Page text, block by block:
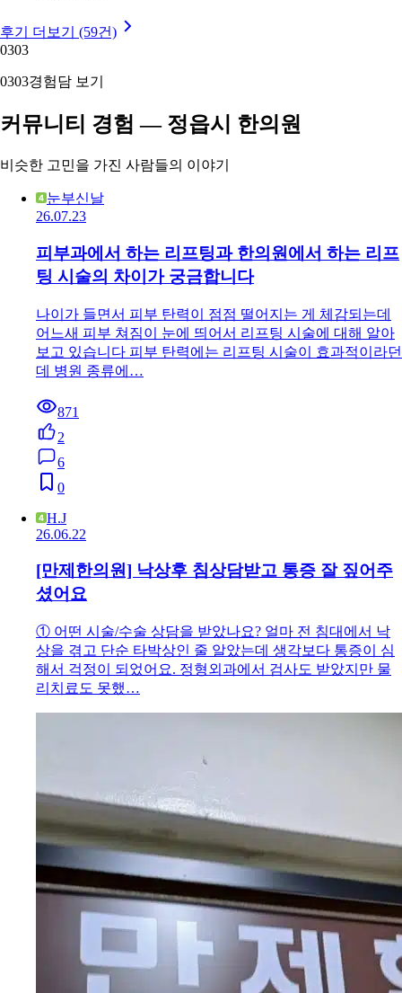
후기 더보기 (59건)
0303
0303경험담 보기
커뮤니티 경험 — 정읍시 한의원
비슷한 고민을 가진 사람들의 이야기
눈부신날
26.07.23
피부과에서 하는 리프팅과 한의원에서 하는 리프
팅 시술의 차이가 궁금합니다
나이가 들면서 피부 탄력이 점점 떨어지는 게 체감되는데
어느새 피부 쳐짐이 눈에 띄어서 리프팅 시술에 대해 알아
보고 있습니다 피부 탄력에는 리프팅 시술이 효과적이라던
데 병원 종류에…
871
2
6
0
H.J
26.06.22
[만제한의원] 낙상후 침상담받고 통증 잘 짚어주
셨어요
① 어떤 시술/수술 상담을 받았나요? 얼마 전 침대에서 낙
상을 겪고 단순 타박상인 줄 알았는데 생각보다 통증이 심
해서 걱정이 되었어요. 정형외과에서 검사도 받았지만 물
리치료도 못했…